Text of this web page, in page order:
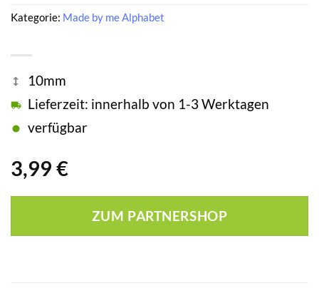
3,99 €
10mm
Lieferzeit: innerhalb von 1-3 Werktagen
verfügbar
ZUM PARTNERSHOP
Kategorie: Made by me Alphabet